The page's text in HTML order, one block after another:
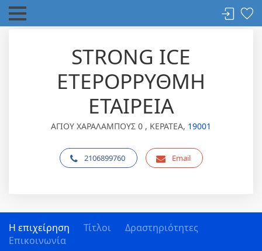
STRONG ICE
ΕΤΕΡΟΡΡΥΘΜΗ
ΕΤΑΙΡΕΙΑ
ΑΓΙΟΥ ΧΑΡΑΛΑΜΠΟΥΣ 0 , ΚΕΡΑΤΕΑ, 19001
2106899760 Email
Η επιχείρηση Τίτλοι
Δραστηριότητες
Επικοινωνία